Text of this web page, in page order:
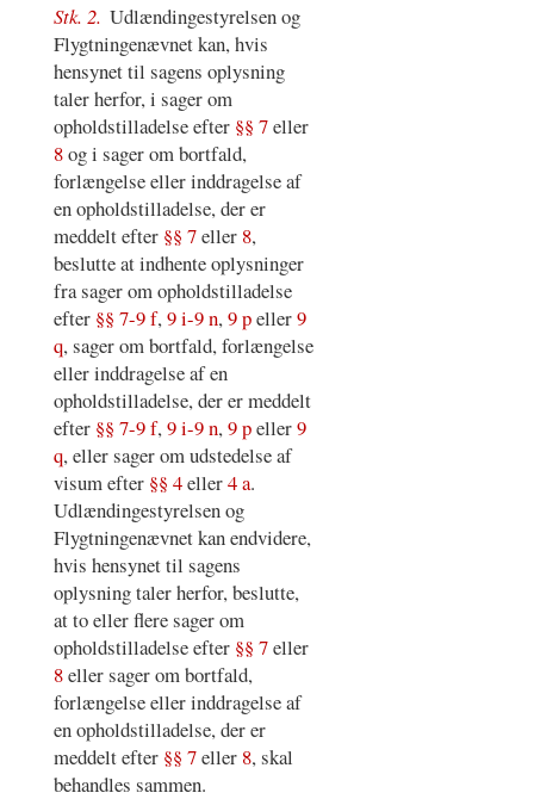
Stk. 2. Udlændingestyrelsen og
Flygtningenævnet kan, hvis
hensynet til sagens oplysning
taler herfor, i sager om
opholdstilladelse efter §§ 7eller
8og i sager om bortfald,
forlængelse eller inddragelse af
en opholdstilladelse, der er
meddelt efter §§ 7eller 8,
beslutte at indhente oplysninger
fra sager om opholdstilladelse
efter §§ 7-9 f,9 i-9 n,9 peller9
q, sager om bortfald, forlængelse
eller inddragelse af en
opholdstilladelse, der er meddelt
efter §§ 7-9 f,9 i-9 n,9 peller9
q, eller sager om udstedelse af
visum efter §§ 4eller4 a.
Udlændingestyrelsen og
Flygtningenævnet kan endvidere,
hvis hensynet til sagens
oplysning taler herfor, beslutte,
at to eller flere sager om
opholdstilladelse efter §§ 7eller
8eller sager om bortfald,
forlængelse eller inddragelse af
en opholdstilladelse, der er
meddelt efter §§ 7eller 8, skal
behandles sammen.